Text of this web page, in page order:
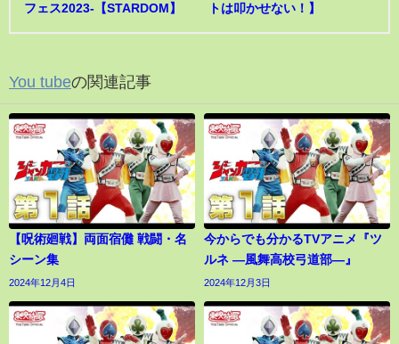
フェス2023-【STARDOM】 トは叩かせない！】
You tubeの関連記事
【呪術廻戦】両面宿儺 戦闘・名
シーン集
2024年12月4日
今からでも分かるTVアニメ『ツ
ルネ ―風舞高校弓道部―』
2024年12月3日